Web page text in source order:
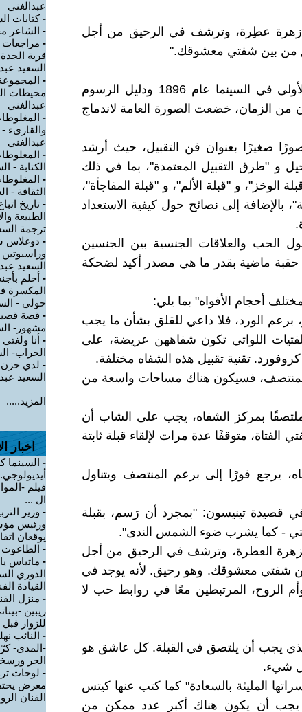
زهرة عطِرة، وترشف في الرحيق من أجل
من بين شفتي معشوقك."
بين لقطات إديسون الكاشفة للقبلة الأولى في السينما عام 1896 ودليل الرسوم
من الزمان، خضعت الصورة العامة لاندماج
صغيرًا بعنوان فن التقبيل، حيث أرشد
و "طرق التقبيل المعتمدة"، بما في ذلك
الوخز"، و "قبلة الألم"، و "قبلة المفاجأة"،
بالإضافة إلى نصائح حول كيفية الاستعداد
الحب والعلاقات الجنسية بين الجنسين
حقبة ماضية بقدر ما هي مصدر أكيد لضحكة
أحجام الأفواه" بما يلي:
برعم الورد، فلا داعي للقلق بشأن ما يجب
اللواتي تكون شفاههن عريضة، على
تقنية تقبيل هذه الشفاه مختلفة.
فسيكون هناك مساحات واسعة من
بمركز الشفاه، يجب على الشاب أن
الفتاة، متوقفًا عدة مرات لإلقاء قبلة ثابتة
يرجع فورًا إلى برعم المنتصف ويتناول
قصيدة تينيسون: "بمجرد أن رَسم، بقبلة
- كما يشرب ضوء الشمس الندى".
العطرة، وترشف في الرحيق من أجل
شفتي معشوقك. وهو رحيق. لأنه يوجد في
الروح، المرتبطين معًا في روابط حب لا
الذي يجب أن يلتصق في القبلة. كل عاشق هو
شيء.
المليئة بالسعادة" كما كتب عنها كيتس
يجب أن يكون هناك أكبر عدد ممكن من
عبدالغني
-كتابات
- الشاعر
- مراجعات
قرية
السعيد
-
محيطات
عبدالغني
-
والقارىء
عبدالغني
-
الكتابة -
-
الثقافة -
- تاريخ
ترجمة
- دوغلاس
السعيد
- أحلم
المكسرة
حولي -
- قصة
مشهور-
- أنا
الخراب-
- لدي حزن
السعيد
المزيد.....
اخبار
- السينما
فيلم -
ال ...
- وزير
ورئيس
يوقعان
- الطاغوت
- ماتياس
الدوري
القيادة
- منزل
ريبين -
للزوار
- النائب
-المدى-
الحر
- لوحات
معرض
الفنان
...